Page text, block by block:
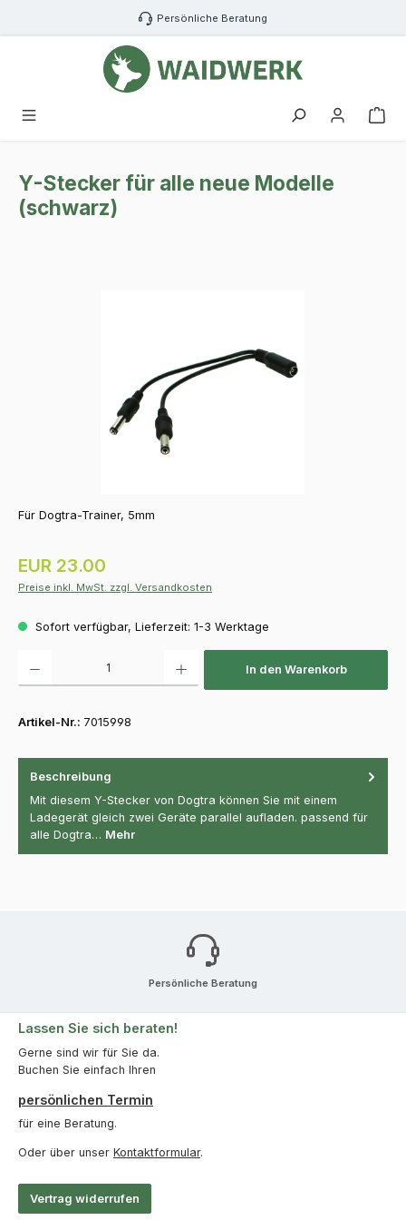
Zum Hauptinhalt springen Persönliche Beratung
Y-Stecker für alle neue Modelle
(schwarz)
Für Dogtra-Trainer, 5mm
Regulärer Preis:
EUR 23.00
Preise inkl. MwSt. zzgl. Versandkosten
Sofort verfügbar, Lieferzeit: 1-3 Werktage
In den Warenkorb
Artikel-Nr.: 7015998
Beschreibung
Mit diesem Y-Stecker von Dogtra können Sie mit einem
Ladegerät gleich zwei Geräte parallel aufladen. passend für
alle Dogtra… Mehr
Persönliche Beratung
Lassen Sie sich beraten!
Gerne sind wir für Sie da.
Buchen Sie einfach Ihren
persönlichen Termin
für eine Beratung.
Oder über unser Kontaktformular.
Vertrag widerrufen